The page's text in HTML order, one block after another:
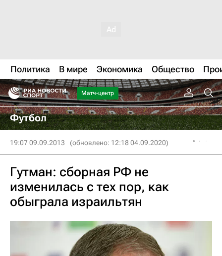
Политика В мире Экономика Общество
Матч-центр
Футбол
19:07 09.09.2013 (обновлено: 12:18 04.09.2020)
Гутман: сборная РФ не
изменилась с тех пор, как
обыграла израильтян